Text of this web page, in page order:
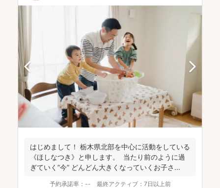
はじめまして！ 栃木県北部を中心に活動をしている
《ほしなつき》と申します。 当たり前のように過
ぎていく”今” どんどん大きくなっていくお子さ...
予約承諾率： -- 最終アクティブ： 7日以上前